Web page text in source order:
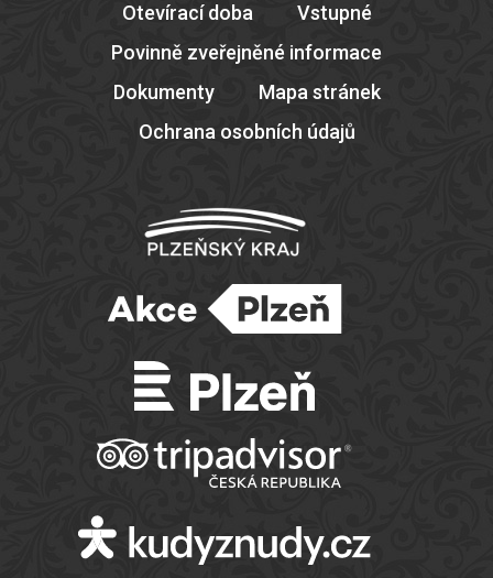
Otevírací doba
Vstupné
Povinně zveřejněné informace
Dokumenty
Mapa stránek
Ochrana osobních údajů